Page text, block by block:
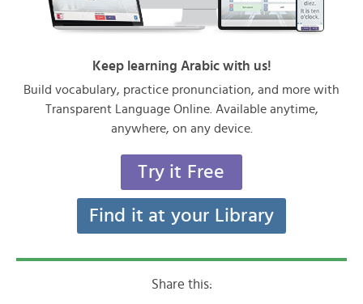
Keep learning Arabic with us!
Build vocabulary, practice pronunciation, and more with
Transparent Language Online. Available anytime,
anywhere, on any device.
Try it Free
Find it at your Library
Share this: